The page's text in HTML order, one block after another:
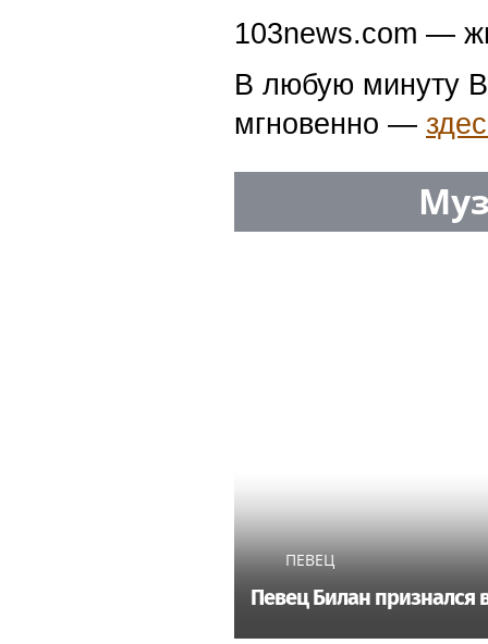
103news.com —
В любую минуту
мгновенно —
ПЕВЕЦ
Певец Билан признался